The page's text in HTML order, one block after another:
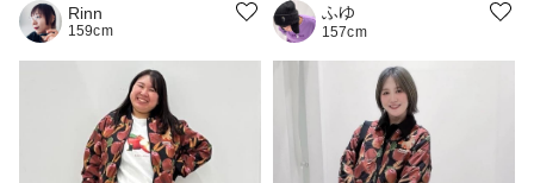
Rinn
159cm
ふゆ
157cm